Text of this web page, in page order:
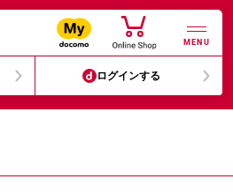
MENU
ログインする